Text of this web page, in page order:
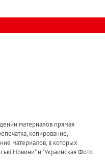
материалов прямая
копирование,
материалов, в которых
Новини" и "Украинская Фото